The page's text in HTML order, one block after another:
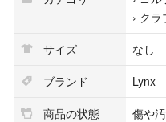
› クラ
サイズ
なし
ブランド
Lynx
商品の状態
傷や